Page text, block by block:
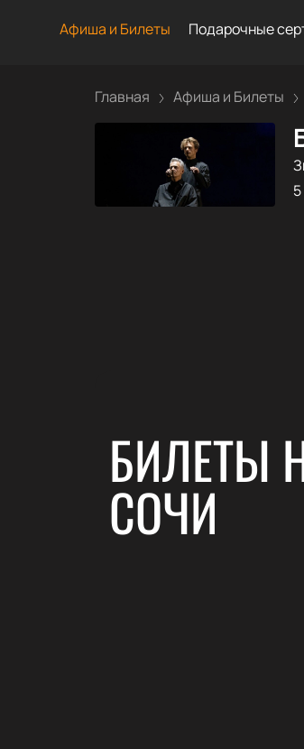
Афиша и Билеты Подарочные
Главная Афиша и Билеты
БИЛЕТЫ
СОЧИ